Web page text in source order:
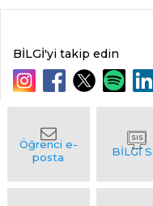
BİLGİ'yi takip edin